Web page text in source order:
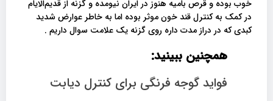
خوب بوده و قرص بامیه هنوز در ایران نیومده و گزنه از قدیم‌الایام
در کمک به کنترل قند خون موثر بوده اما به خاطر عوارض شدید
کبدی که در دراز مدت داره روی گزنه یک علامت سوال داریم .
همچنین ببینید:
فواید گوجه فرنگی برای کنترل دیابت